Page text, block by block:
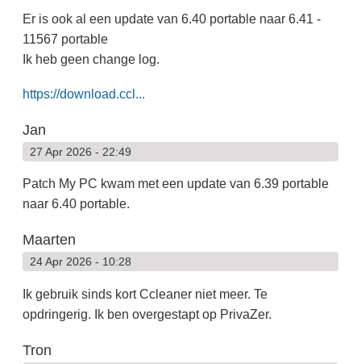
Er is ook al een update van 6.40 portable naar 6.41 -
11567 portable
Ik heb geen change log.
https://download.ccl...
Jan
27 Apr 2026 - 22:49
Patch My PC kwam met een update van 6.39 portable
naar 6.40 portable.
Maarten
24 Apr 2026 - 10:28
Ik gebruik sinds kort Ccleaner niet meer. Te
opdringerig. Ik ben overgestapt op PrivaZer.
Tron